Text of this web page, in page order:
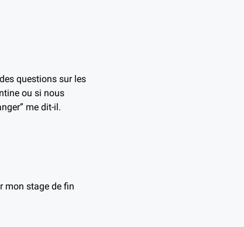
questions sur les
ou si nous
me dit-il.
mon stage de fin